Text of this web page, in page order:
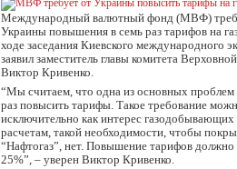
Международный валютный фонд (МВФ)
Украины повышения в семь раз тарифов на
ходе заседания Киевского международного
заявил заместитель главы комитета
Виктор Кривенко.
“Мы считаем, что одна из основных
раз повысить тарифы. Такое требование
исключительно как интерес
расчетам, такой необходимости, чтобы
“Нафтогаз”, нет. Повышение тарифов
25%”, – уверен Виктор Кривенко.